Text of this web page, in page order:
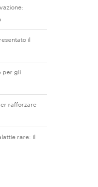
il
per gli
rafforzare
rare: il